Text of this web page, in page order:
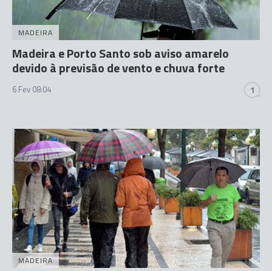
MADEIRA
Madeira e Porto Santo sob aviso amarelo
devido à previsão de vento e chuva forte
6 Fev 08:04 1
MADEIRA